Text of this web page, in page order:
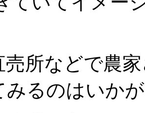
売所などで農
みるのはいか